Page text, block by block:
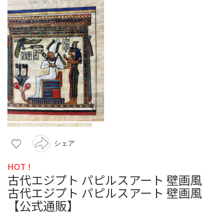
シェア
HOT !
古代エジプト パピルスアート 壁画風
古代エジプト パピルスアート 壁画風
【公式通販】